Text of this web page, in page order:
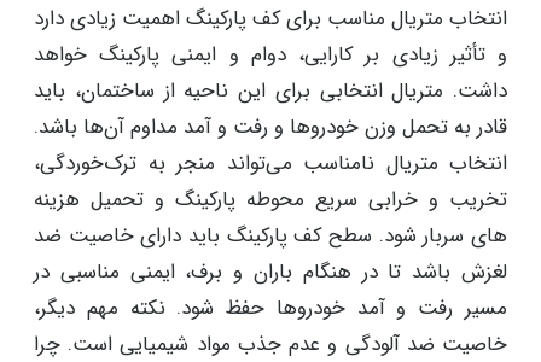
انتخاب متریال مناسب برای کف پارکینگ اهمیت زیادی دارد
و تأثیر زیادی بر کارایی، دوام و ایمنی پارکینگ خواهد
داشت. متریال انتخابی برای این ناحیه از ساختمان، باید
قادر به تحمل وزن خودروها و رفت و آمد مداوم آن‌ها باشد.
انتخاب متریال نامناسب می‌تواند منجر به ترک‌خوردگی،
تخریب و خرابی سریع محوطه پارکینگ و تحمیل هزینه
های سربار شود. سطح کف پارکینگ باید دارای خاصیت ضد
لغزش باشد تا در هنگام باران و برف، ایمنی مناسبی در
مسیر رفت و آمد خودروها حفظ شود. نکته مهم دیگر،
خاصیت ضد آلودگی و عدم جذب مواد شیمیایی است. چرا